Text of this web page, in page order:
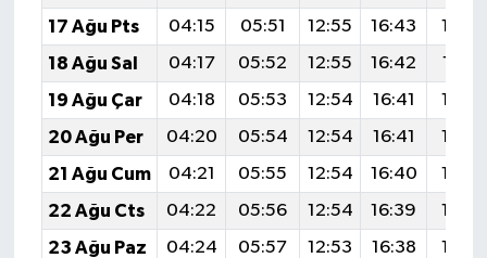
17 Ağu Pts
04:15 05:51 12:55 16:43
18 Ağu Sal
04:17 05:52 12:55 16:42
19:47
19 Ağu Çar
04:18 05:53 12:54 16:41
20 Ağu Per
04:20 05:54 12:54 16:41
21 Ağu Cum
04:21 05:55 12:54 16:40
22 Ağu Cts
04:22 05:56 12:54 16:39
23 Ağu Paz
04:24 05:57 12:53 16:38